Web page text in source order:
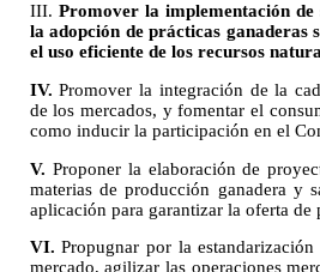
III. Promover la implementación
la adopción de prácticas ganaderas
el uso eficiente de los recursos
IV. Promover la integración de la
de los mercados, y fomentar el
como inducir la participación en el
V. Proponer la elaboración de
materias de producción ganadera y
aplicación para garantizar la oferta de
VI. Propugnar por la
mercado, agilizar las operaciones